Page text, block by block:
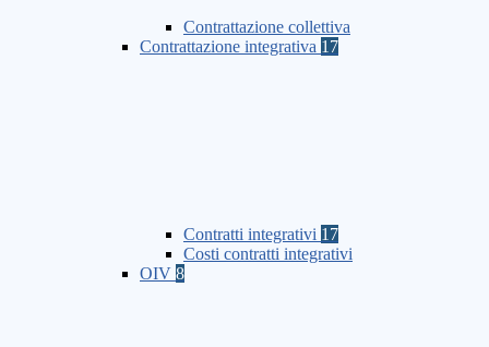
Contrattazione collettiva
Contrattazione integrativa 17
Contratti integrativi 17
Costi contratti integrativi
OIV 8